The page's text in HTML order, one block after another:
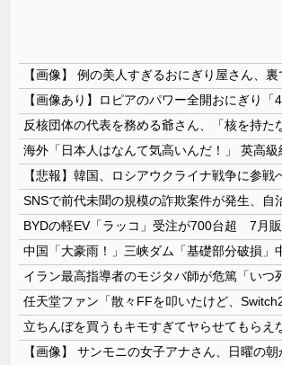
【悲報】韓国、ロシアウクライナ戦争に参戦
BYDの軽EV「ラッコ」受注が700台超 7月